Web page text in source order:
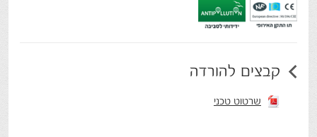
קבצים להורדה
שרטוט טכני